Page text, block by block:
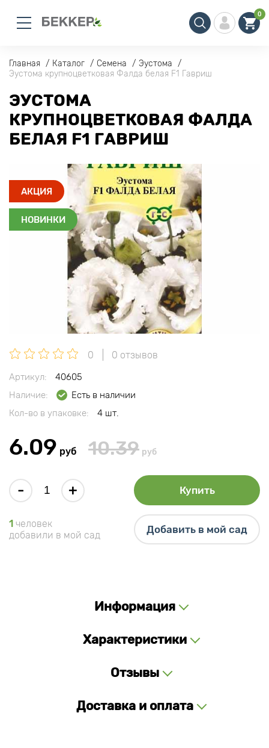
0
Главная Каталог Семена
Эустома
Эустома крупноцветковая Фалда белая F1 Гавриш
ЭУСТОМА
КРУПНОЦВЕТКОВАЯ ФАЛДА
БЕЛАЯ F1 ГАВРИШ
АКЦИЯ
НОВИНКИ
0 0 отзывов
Артикул:
40605
Наличие:
Есть в наличии
Кол-во в упаковке:
4 шт.
6.09 руб 10.39 руб
- + Купить
1 человек
добавили в мой сад
Добавить в мой сад
Информация
Характеристики
Отзывы
Доставка и оплата